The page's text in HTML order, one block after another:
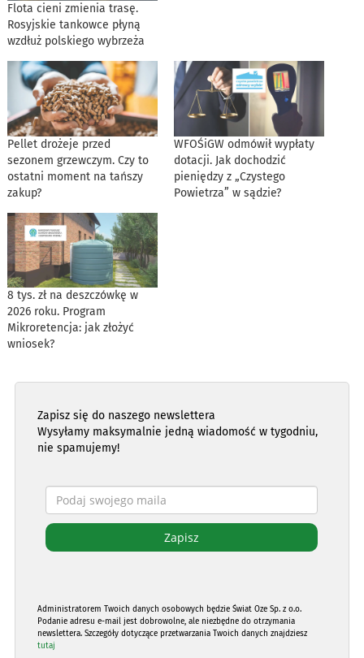
Flota cieni zmienia trasę.
Rosyjskie tankowce płyną
wzdłuż polskiego wybrzeża
Pellet drożeje przed
sezonem grzewczym. Czy to
ostatni moment na tańszy
zakup?
WFOŚiGW odmówił wypłaty
dotacji. Jak dochodzić
pieniędzy z „Czystego
Powietrza” w sądzie?
8 tys. zł na deszczówkę w
2026 roku. Program
Mikroretencja: jak złożyć
wniosek?
Zapisz się do naszego newslettera
Wysyłamy maksymalnie jedną wiadomość w tygodniu,
nie spamujemy!
Administratorem Twoich danych osobowych będzie Świat Oze Sp. z o.o.
Podanie adresu e-mail jest dobrowolne, ale niezbędne do otrzymania
newslettera. Szczegóły dotyczące przetwarzania Twoich danych znajdziesz
tutaj